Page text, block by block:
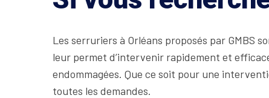
Les serruriers à Orléans proposés par GMBS
leur permet d’intervenir rapidement et
endommagées. Que ce soit pour une
toutes les demandes.